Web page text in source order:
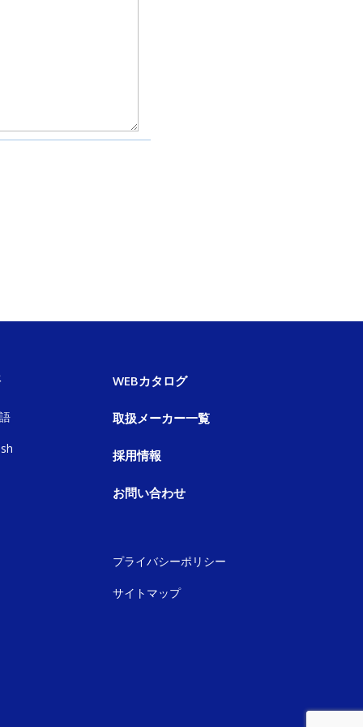
WEBカタログ
取扱メーカー一覧
採用情報
お問い合わせ
プライバシーポリシー
サイトマップ